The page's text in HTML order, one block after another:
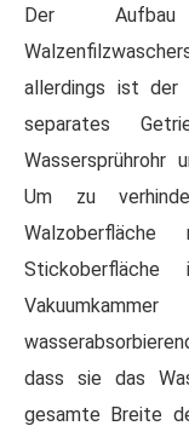
Der Aufbau
allerdings ist der
separates
Wassersprührohr
Um zu
dass sie das
gesamte Breite